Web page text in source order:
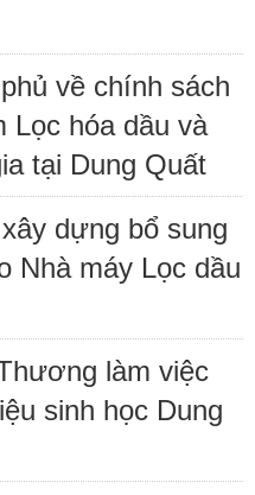
về chính sách
Lọc hóa dầu và
tại Dung Quất
dựng bổ sung
Nhà máy Lọc dầu
làm việc
sinh học Dung